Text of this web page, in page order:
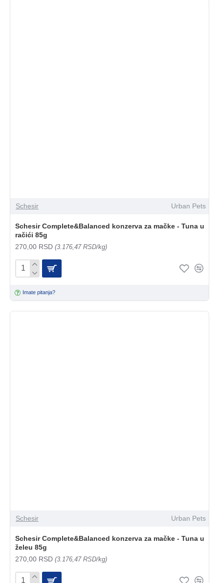
Schesir Urban Pets
Schesir Complete&Balanced konzerva za mačke - Tuna u
račići 85g
270,00 RSD (3.176,47 RSD/kg)
Imate pitanja?
Schesir Urban Pets
Schesir Complete&Balanced konzerva za mačke - Tuna u
želeu 85g
270,00 RSD (3.176,47 RSD/kg)